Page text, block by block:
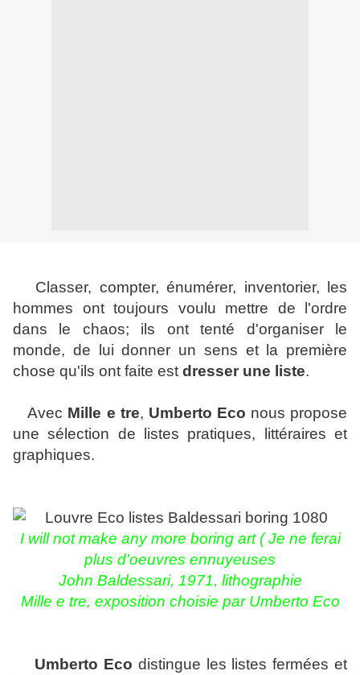
Classer, compter, énumérer, inventorier, les
hommes ont toujours voulu mettre de l'ordre
dans le chaos; ils ont tenté d'organiser le
monde, de lui donner un sens et la première
chose qu'ils ont faite est dresser une liste.
Avec Mille e tre, Umberto Eco nous propose
une sélection de listes pratiques, littéraires et
graphiques.
I will not make any more boring art ( Je ne ferai
plus d'oeuvres ennuyeuses
John Baldessari, 1971, lithographie
Mille e tre, exposition choisie par Umberto Eco
Umberto Eco distingue les listes fermées et